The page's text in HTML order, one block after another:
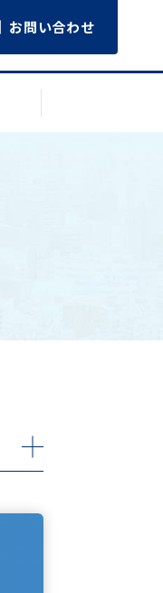
お問い合わせ